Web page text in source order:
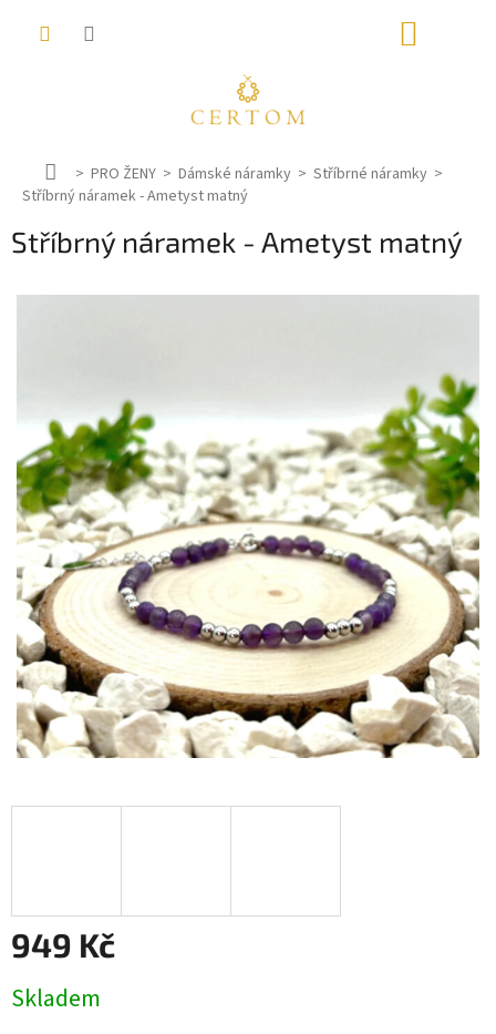
D
o
ů
PRO ŽENY Dámské náramky
Stříbrné náramky
Stříbrný náramek - Ametyst matný
Stříbrný náramek - Ametyst matný
949 Kč
cena:
Skladem